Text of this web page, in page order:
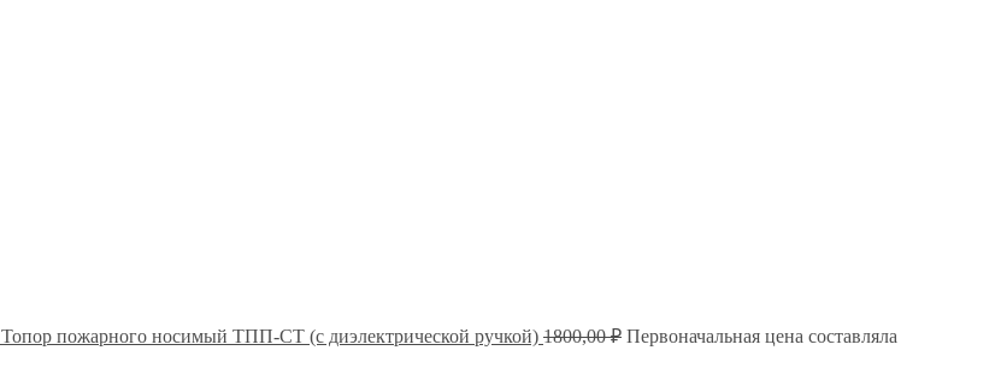
Топор пожарного носимый ТПП-СТ (с диэлектрической ручкой) 1800,00₽ Первоначальная цена составляла